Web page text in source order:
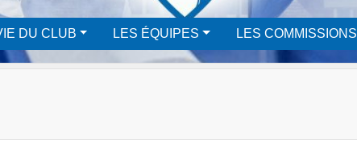
DU CLUB LES ÉQUIPES LES COMMISSIONS